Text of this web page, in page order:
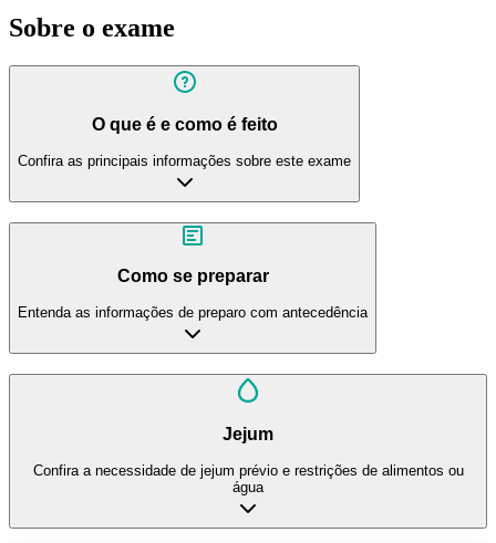
Sobre o exame
O que é e como é feito
Confira as principais informações sobre este exame
Como se preparar
Entenda as informações de preparo com antecedência
Jejum
Confira a necessidade de jejum prévio e restrições de alimentos ou
água